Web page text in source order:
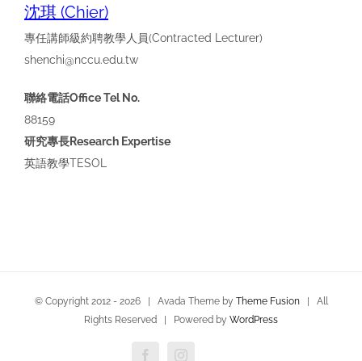
沈琪 (Chier)
專任講師級約聘教學人員(Contracted Lecturer)
shenchi@nccu.edu.tw
聯絡電話Office Tel No.
88159
研究專長Research Expertise
英語教學TESOL
© Copyright 2012 - 2026 | Avada Theme by Theme Fusion| All
Rights Reserved | Powered by WordPress
FacebookInstagram